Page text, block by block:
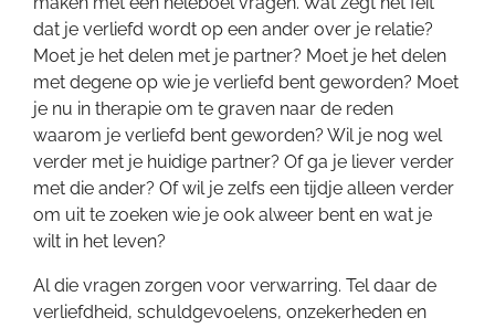
dat je verliefd wordt op een ander over je relatie?
Moet je het delen met je partner? Moet je het delen
met degene op wie je verliefd bent geworden? Moet
je nu in therapie om te graven naar de reden
waarom je verliefd bent geworden? Wil je nog wel
verder met je huidige partner? Of ga je liever verder
met die ander? Of wil je zelfs een tijdje alleen verder
om uit te zoeken wie je ook alweer bent en wat je
wilt in het leven?
Al die vragen zorgen voor verwarring. Tel daar de
verliefdheid, schuldgevoelens, onzekerheden en